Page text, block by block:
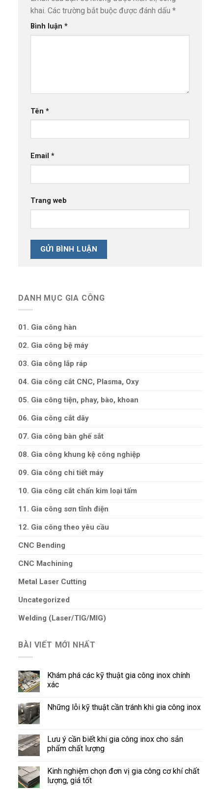
khai. Các trường bắt buộc được đánh dấu*
Bình luận*
Tên*
Email*
Trang web
DANH MỤC GIA CÔNG
01. Gia công hàn
02. Gia công bệ máy
03. Gia công lắp ráp
04. Gia công cắt CNC, Plasma, Oxy
05. Gia công tiện, phay, bào, khoan
06. Gia công cắt dây
07. Gia công bàn ghế sắt
08. Gia công khung kệ công nghiệp
09. Gia công chi tiết máy
10. Gia công cắt chấn kim loại tấm
11. Gia công sơn tĩnh điện
12. Gia công theo yêu cầu
CNC Bending
CNC Machining
Metal Laser Cutting
Uncategorized
Welding (Laser/TIG/MIG)
BÀI VIẾT MỚI NHẤT
Khám phá các kỹ thuật gia công inox chính
xác
Những lỗi kỹ thuật cần tránh khi gia công inox
Lưu ý cần biết khi gia công inox cho sản
phẩm chất lượng
Kinh nghiệm chọn đơn vị gia công cơ khí chất
lượng, giá tốt